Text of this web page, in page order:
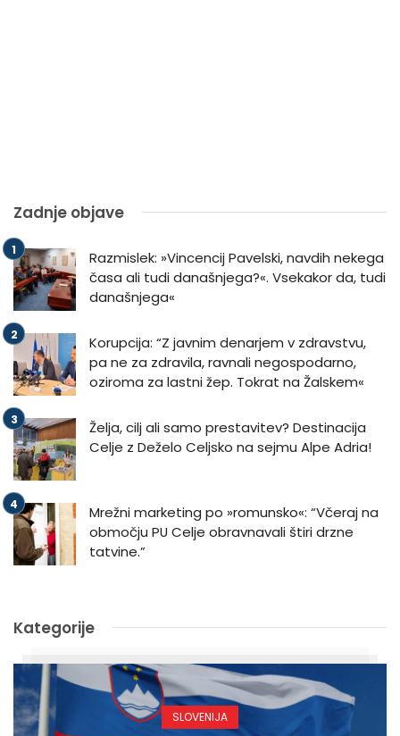
Zadnje objave
Razmislek: »Vincencij Pavelski, navdih nekega
časa ali tudi današnjega?«. Vsekakor da, tudi
današnjega«
Korupcija: “Z javnim denarjem v zdravstvu,
pa ne za zdravila, ravnali negospodarno,
oziroma za lastni žep. Tokrat na Žalskem«
Želja, cilj ali samo prestavitev? Destinacija
Celje z Deželo Celjsko na sejmu Alpe Adria!
Mrežni marketing po »romunsko«: “Včeraj na
območju PU Celje obravnavali štiri drzne
tatvine.”
Kategorije
SLOVENIJA